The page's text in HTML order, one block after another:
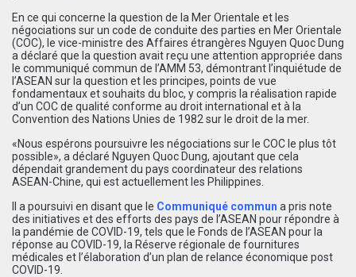
En ce qui concerne la question de la Mer Orientale et les
négociations sur un code de conduite des parties en Mer Orientale
(COC), le vice-ministre des Affaires étrangères Nguyen Quoc Dung
a déclaré que la question avait reçu une attention appropriée dans
le communiqué commun de l’AMM 53, démontrant l’inquiétude de
l’ASEAN sur la question et les principes, points de vue
fondamentaux et souhaits du bloc, y compris la réalisation rapide
d’un COC de qualité conforme au droit international et à la
Convention des Nations Unies de 1982 sur le droit de la mer.
«Nous espérons poursuivre les négociations sur le COC le plus tôt
possible», a déclaré Nguyen Quoc Dung, ajoutant que cela
dépendait grandement du pays coordinateur des relations
ASEAN-Chine, qui est actuellement les Philippines.
Il a poursuivi en disant que le Communiqué commun a pris note
des initiatives et des efforts des pays de l’ASEAN pour répondre à
la pandémie de COVID-19, tels que le Fonds de l’ASEAN pour la
réponse au COVID-19, la Réserve régionale de fournitures
médicales et l’élaboration d’un plan de relance économique post
COVID-19.